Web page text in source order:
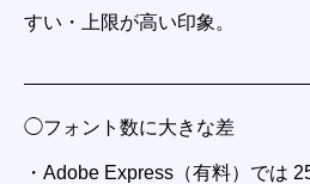
すい・上限が高い印象。
◯フォント数に大きな差
・Adobe Express（有料）では